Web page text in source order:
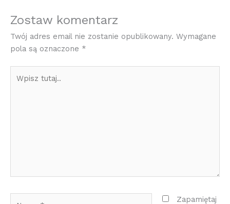
Zostaw komentarz
Twój adres email nie zostanie opublikowany. Wymagane
pola są oznaczone *
tutaj..
Zapamiętaj